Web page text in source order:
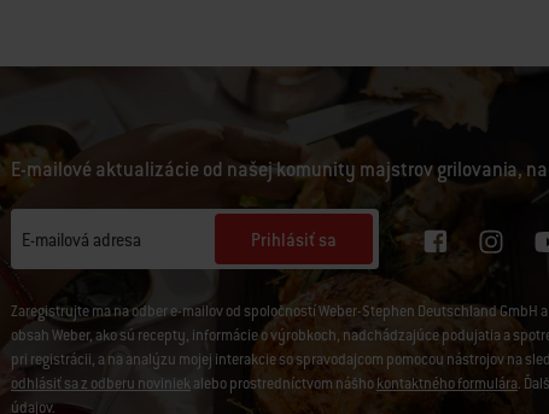
E-mailové aktualizácie od našej komunity majstrov grilovania,
E-mailová adresa Prihlásiť sa
Zaregistrujte ma na odber e-mailov od spoločností Weber-Stephen Deutschland GmbH
obsah Weber, ako sú recepty, informácie o výrobkoch, nadchádzajúce podujatia a
pri registrácii, a na analýzu mojej interakcie so spravodajcom pomocou nástrojov na
odhlásiť sa z odberu noviniekalebo prostredníctvom nášhokontaktného formulára.
údajov.